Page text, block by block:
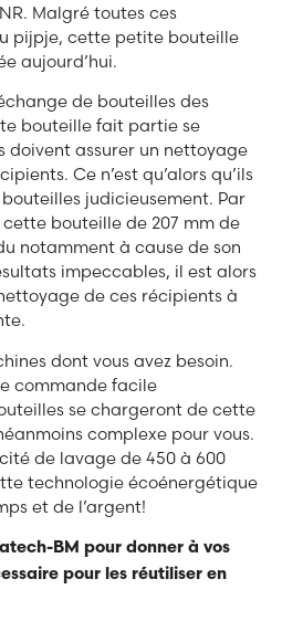
Malgré toutes ces
pijpje, cette petite bouteille
aujourd’hui.
de bouteilles des
bouteille fait partie se
doivent assurer un nettoyage
Ce n’est qu’alors qu’ils
judicieusement. Par
bouteille de 207 mm de
notamment à cause de son
impeccables, il est alors
de ces récipients à
dont vous avez besoin.
commande facile
se chargeront de cette
complexe pour vous.
de lavage de 450 à 600
technologie écoénergétique
et de l’argent!
BM pour donner à vos
pour les réutiliser en